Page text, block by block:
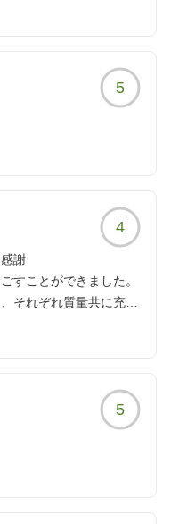
子連れのご家族の方の
制限などの張り紙だけ
れ以外はとても満足で
voice/56137?
voice/56137?
5
4
謝
すことができました。
それぞれ質量共に充分
あり便利でした。92歳
とても良かったです。
voice/56137?
5